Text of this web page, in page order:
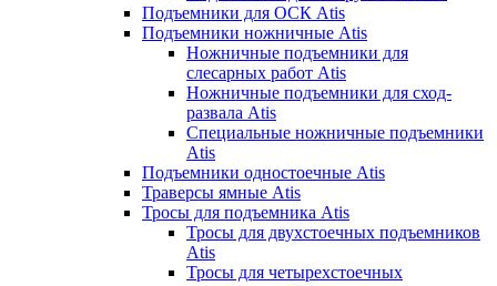
Подъемники для ОСК Atis
Подъемники ножничные Atis
Ножничные подъемники для
слесарных работ Atis
Ножничные подъемники для сход-
развала Atis
Специальные ножничные подъемники
Atis
Подъемники одностоечные Atis
Траверсы ямные Atis
Тросы для подъемника Atis
Тросы для двухстоечных подъемников
Atis
Тросы для четырехстоечных